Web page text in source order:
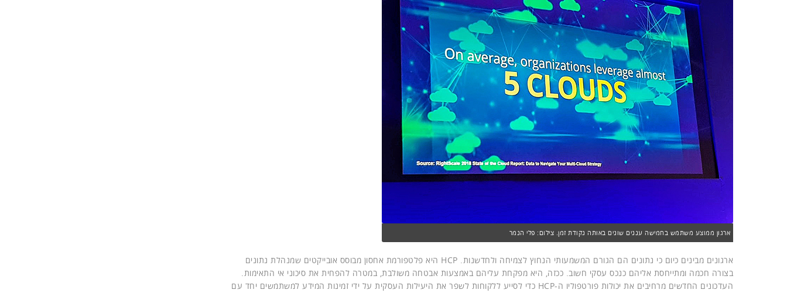
ארגון ממוצע משתמש בחמישה עננים שונים באותה נקודת זמן. צילום: פלי הנמר
ארגונים מבינים כיום כי נתונים הם הגורם המשמעותי הנחוץ לצמיחה ולחדשנות. HCP היא פלטפורמת אחסון מבוסס אובייקטים שמנהלת נתונים
בצורה חכמה ומתייחסת אליהם כנכס עסקי חשוב. ככזה, היא מפקחת עליהם באמצעות אבטחה משולבת, במטרה להפחית את סיכוני אי התאימות.
העדכונים החדשים מרחיבים את יכולות פורטפוליו ה-HCP כדי לסייע ללקוחות לשפר את היעילות העסקית על ידי זמינות המידע למשתמשים יחד עם